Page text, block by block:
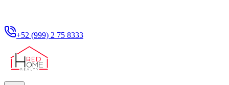
+52 (999) 2 75 8333